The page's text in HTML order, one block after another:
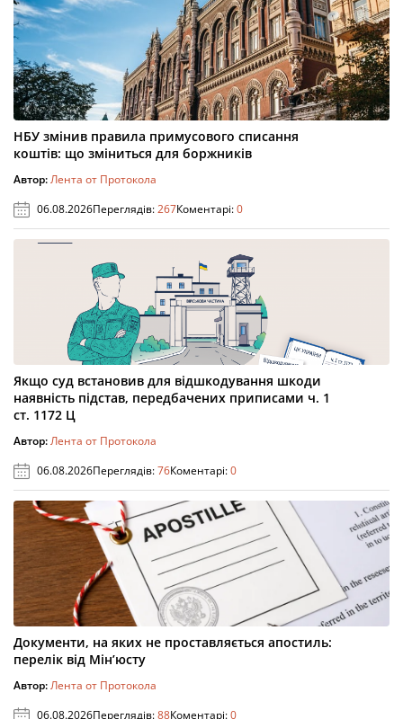
НБУ змінив правила примусового списання
коштів: що зміниться для боржників
Автор:Лента от Протокола
06.08.2026Переглядів:267Коментарі:0
Якщо суд встановив для відшкодування шкоди
наявність підстав, передбачених приписами ч. 1
ст. 1172 Ц
Автор:Лента от Протокола
06.08.2026Переглядів:76Коментарі:0
Документи, на яких не проставляється апостиль:
перелік від Мін’юсту
Автор:Лента от Протокола
06.08.2026Переглядів:88Коментарі:0